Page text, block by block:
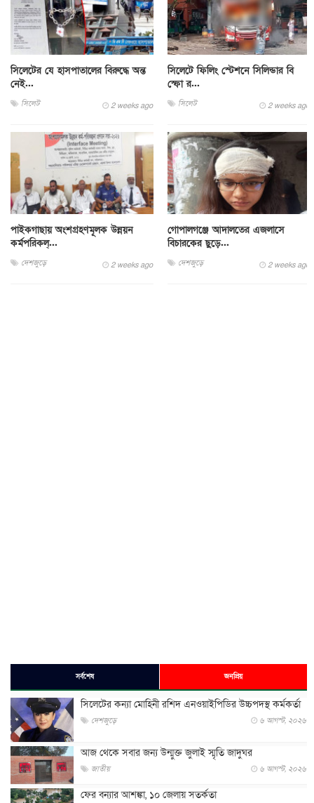
সিলেটের যে হাসপাতালের বিরুদ্ধে অন্ত
নেই...
সিলেট 2 weeks ago
সিলেটে ফিলিং স্টেশনে সিলিন্ডার বি
স্ফো র...
সিলেট 2 weeks ago
পাইকগাছায় অংশগ্রহণমূলক উন্নয়ন
কর্মপরিকল্...
দেশজুড়ে 2 weeks ago
গোপালগঞ্জে আদালতের এজলাসে
বিচারকের ছুড়ে...
দেশজুড়ে 2 weeks ago
সর্বশেষ জনপ্রিয়
সিলেটের কন্যা মোহিনী রশিদ এনওয়াইপিডির উচ্চপদস্থ কর্মকর্তা
দেশজুড়ে ৬ আগস্ট, ২০২৬
আজ থেকে সবার জন্য উন্মুক্ত জুলাই স্মৃতি জাদুঘর
জাতীয় ৬ আগস্ট, ২০২৬
ফের বন্যার আশঙ্কা, ১০ জেলায় সতর্কতা